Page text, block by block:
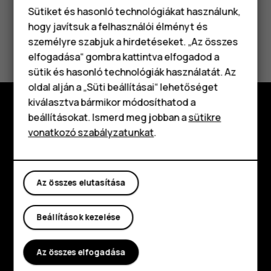
Okostelefonok
Klasszikus telefonok
Tartozékok
Táblagépek
Hasznosnak találtad?
Igen Nem
Fedezd fel
Planet and people
Támogatás
FacebookInstagram
TiktokYoutube
Sütiket és hasonló technológiákat használunk,
hogy javítsuk a felhasználói élményt és
személyre szabjuk a hirdetéseket. „Az összes
elfogadása“ gombra kattintva elfogadod a
sütik és hasonló technológiák használatát. Az
oldal alján a „Süti beállításai“ lehetőséget
kiválasztva bármikor módosíthatod a
beállításokat. Ismerd meg jobban asütikre
vonatkozó szabályzatunkat.
Az összes elutasítása
Beállítások kezelése
Az összes elfogadása